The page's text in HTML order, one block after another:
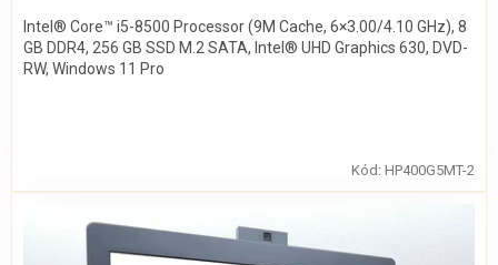
Intel® Core™ i5-8500 Processor (9M Cache, 6×3.00/4.10 GHz), 8
GB DDR4, 256 GB SSD M.2 SATA, Intel® UHD Graphics 630, DVD-
RW, Windows 11 Pro
Kód: HP400G5MT-2